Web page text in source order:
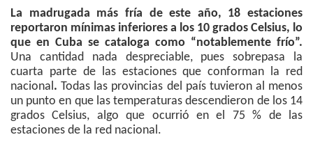
La madrugada más fría de este año, 18 estaciones
reportaron mínimas inferiores a los 10 grados Celsius, lo
que en Cuba se cataloga como “notablemente frío”.
Una cantidad nada despreciable, pues sobrepasa la
cuarta parte de las estaciones que conforman la red
nacional. Todas las provincias del país tuvieron al menos
un punto en que las temperaturas descendieron de los 14
grados Celsius, algo que ocurrió en el 75 % de las
estaciones de la red nacional.